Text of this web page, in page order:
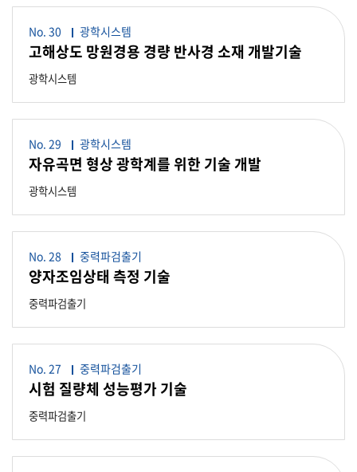
No. 30 광학시스템
고해상도 망원경용 경량 반사경 소재 개발기술
광학시스템
No. 29 광학시스템
자유곡면 형상 광학계를 위한 기술 개발
광학시스템
No. 28 중력파검출기
양자조임상태 측정 기술
중력파검출기
No. 27 중력파검출기
시험 질량체 성능평가 기술
중력파검출기